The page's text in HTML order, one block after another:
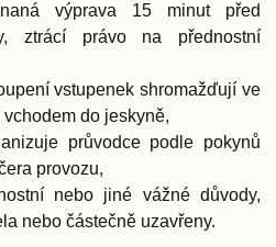
výprava 15 minut před
ztrácí právo na přednostní
vstupenek shromažďují ve
do jeskyně,
průvodce podle pokynů
provozu,
nebo jiné vážné důvody,
nebo částečně uzavřeny.